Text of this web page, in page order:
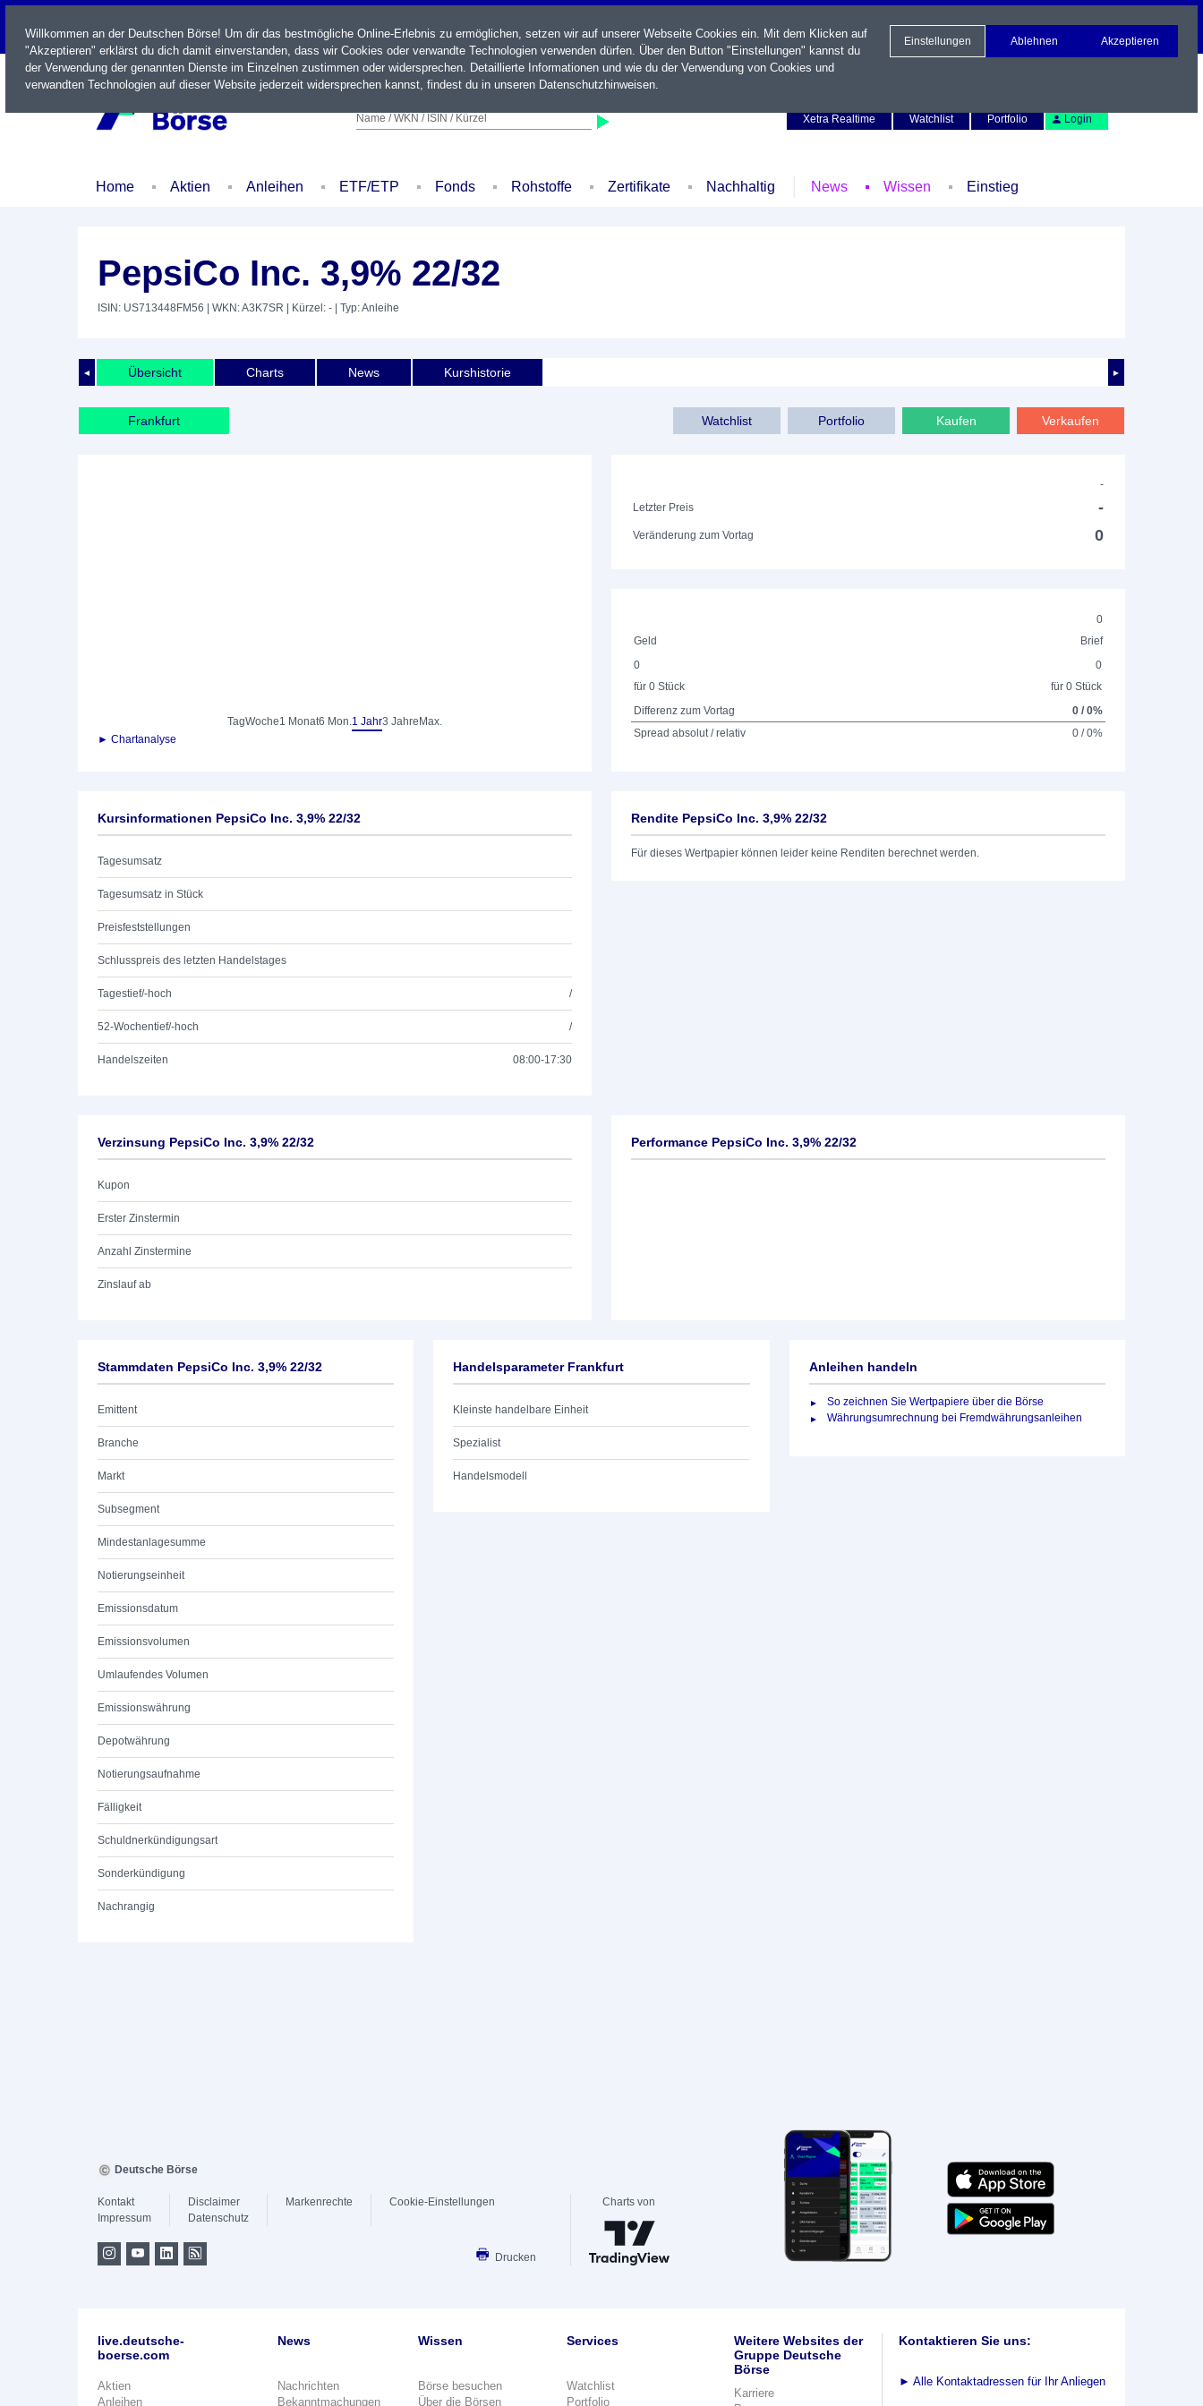
LIVE
Name / WKN / ISIN / Kürzel
Xetra Realtime
Watchlist Portfolio Login
Home Aktien Anleihen ETF/ETP Fonds Rohstoffe Zertifikate Nachhaltig News Wissen Einstieg
PepsiCo Inc. 3,9% 22/32
ISIN: US713448FM56 | WKN: A3K7SR | Kürzel: - | Typ: Anleihe
◄ ►
Übersicht Charts News Kurshistorie
Frankfurt Verkaufen
Kaufen
Portfolio
Watchlist
TagWoche1 Monat6 Mon.1 Jahr3 Jahre Max.
► Chartanalyse
-
Letzter Preis
-
Veränderung zum Vortag 0
0
Geld
Brief
0
für 0 Stück
0
für 0 Stück
Differenz zum Vortag
0 / 0%
Spread absolut / relativ
0 / 0%
Kursinformationen PepsiCo Inc. 3,9% 22/32
Tagesumsatz
Tagesumsatz in Stück
Preisfeststellungen
Schlusspreis des letzten Handelstages
Tagestief/-hoch /
52-Wochentief/-hoch /
Handelszeiten 08:00-17:30
Rendite PepsiCo Inc. 3,9% 22/32
Für dieses Wertpapier können leider keine Renditen berechnet werden.
Verzinsung PepsiCo Inc. 3,9% 22/32
Kupon
Erster Zinstermin
Anzahl Zinstermine
Zinslauf ab
Performance PepsiCo Inc. 3,9% 22/32
Stammdaten PepsiCo Inc. 3,9% 22/32
Emittent
Branche
Markt
Subsegment
Mindestanlagesumme
Notierungseinheit
Emissionsdatum
Emissionsvolumen
Umlaufendes Volumen
Emissionswährung
Depotwährung
Notierungsaufnahme
Fälligkeit
Schuldnerkündigungsart
Sonderkündigung
Nachrangig
Handelsparameter Frankfurt
Kleinste handelbare Einheit
Spezialist
Handelsmodell
Anleihen handeln
So zeichnen Sie Wertpapiere über die Börse
Währungsumrechnung bei Fremdwährungsanleihen
Willkommen an der Deutschen Börse! Um dir das bestmögliche Online-Erlebnis zu ermöglichen, setzen wir auf unserer Webseite Cookies ein. Mit dem Klicken auf
"Akzeptieren" erklärst du dich damit einverstanden, dass wir Cookies oder verwandte Technologien verwenden dürfen. Über den Button "Einstellungen" kannst du
der Verwendung der genannten Dienste im Einzelnen zustimmen oder widersprechen. Detaillierte Informationen und wie du der Verwendung von Cookies und
verwandten Technologien auf dieser Website jederzeit widersprechen kannst, findest du in unseren Datenschutzhinweisen.
Einstellungen Ablehnen Akzeptieren
Deutsche Börse
Kontakt
Impressum
Disclaimer
Datenschutz
Markenrechte Cookie-Einstellungen
Drucken
Charts von
live.deutsche-
boerse.com
Aktien
Anleihen
News
Nachrichten
Bekanntmachungen
Wissen
Börse besuchen
Über die Börsen
Services
Watchlist
Portfolio
Weitere Websites der
Gruppe Deutsche
Börse
Karriere
Kontaktieren Sie uns:
► Alle Kontaktadressen für Ihr Anliegen